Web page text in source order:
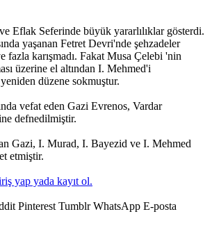
Eflak Seferinde büyük yararlılıklar gösterdi.
yaşanan Fetret Devri'nde şehzadeler
fazla karışmadı. Fakat Musa Çelebi 'nin
üzerine el altından I. Mehmed'i
düzene sokmuştur.
vefat eden Gazi Evrenos, Vardar
defnedilmiştir.
Gazi, I. Murad, I. Bayezid ve I. Mehmed
etmiştir.
yap yada kayıt ol.
Pinterest Tumblr WhatsApp E-posta